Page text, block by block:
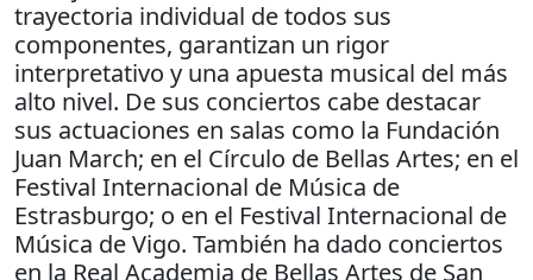
trayectoria individual de todos sus
componentes, garantizan un rigor
interpretativo y una apuesta musical del más
alto nivel. De sus conciertos cabe destacar
sus actuaciones en salas como la Fundación
Juan March; en el Círculo de Bellas Artes; en el
Festival Internacional de Música de
Estrasburgo; o en el Festival Internacional de
Música de Vigo. También ha dado conciertos
en la Real Academia de Bellas Artes de San